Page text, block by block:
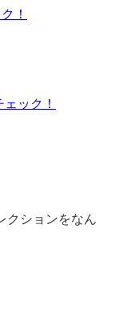
！
ック！
クションをなん